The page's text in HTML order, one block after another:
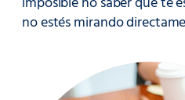
no estés mirando